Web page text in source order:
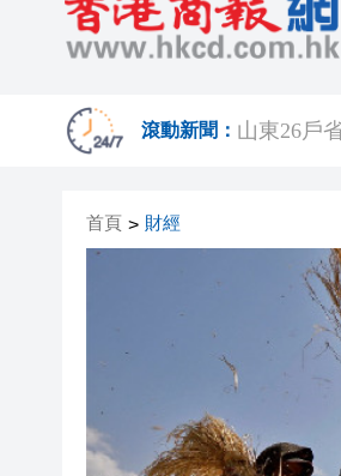
滾動新聞：
梁振英率
山東26戶
騰出更多
50餘位頂
海南澄邁
梁振英率
2025年海
首頁 > 財經